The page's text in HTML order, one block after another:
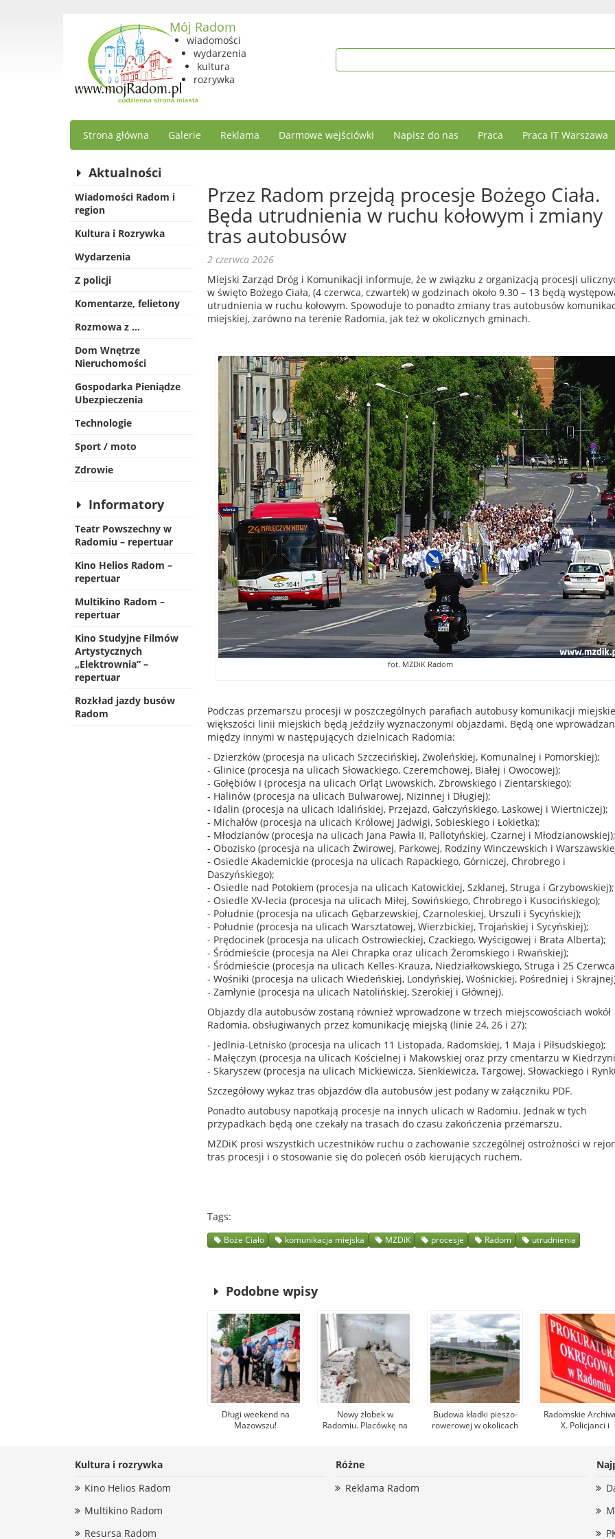
Mój Radom
wiadomości
wydarzenia
kultura
rozrywka
Strona główna Galerie Reklama Darmowe wejściówki Napisz do nas Praca Praca IT Warszawa
Aktualności
Wiadomości Radom i
region
Kultura i Rozrywka
Wydarzenia
Z policji
Komentarze, felietony
Rozmowa z …
Dom Wnętrze
Nieruchomości
Gospodarka Pieniądze
Ubezpieczenia
Technologie
Sport / moto
Zdrowie
Informatory
Teatr Powszechny w
Radomiu – repertuar
Kino Helios Radom –
repertuar
Multikino Radom –
repertuar
Kino Studyjne Filmów
Artystycznych
„Elektrownia” –
repertuar
Rozkład jazdy busów
Radom
Przez Radom przejdą procesje Bożego Ciała.
Będa utrudnienia w ruchu kołowym i zmiany
tras autobusów
2 czerwca 2026
Miejski Zarząd Dróg i Komunikacji informuje, że w związku z organizacją procesji
w święto Bożego Ciała, (4 czerwca, czwartek) w godzinach około 9.30 – 13 będą
utrudnienia w ruchu kołowym. Spowoduje to ponadto zmiany tras autobusów
miejskiej, zarówno na terenie Radomia, jak też w okolicznych gminach.
fot. MZDiK Radom
Podczas przemarszu procesji w poszczególnych parafiach autobusy komunikacji
większości linii miejskich będą jeździły wyznaczonymi objazdami. Będą one
między innymi w następujących dzielnicach Radomia:
- Dzierzków (procesja na ulicach Szczecińskiej, Zwoleńskiej, Komunalnej i Pomorskiej);
- Glinice (procesja na ulicach Słowackiego, Czeremchowej, Białej i Owocowej);
- Gołębiów I (procesja na ulicach Orląt Lwowskich, Zbrowskiego i Zientarskiego);
- Halinów (procesja na ulicach Bulwarowej, Nizinnej i Długiej);
- Idalin (procesja na ulicach Idalińskiej, Przejazd, Gałczyńskiego, Laskowej i Wiertniczej);
- Michałów (procesja na ulicach Królowej Jadwigi, Sobieskiego i Łokietka);
- Młodzianów (procesja na ulicach Jana Pawła II, Pallotyńskiej, Czarnej i Młodzianowskiej);
- Obozisko (procesja na ulicach Żwirowej, Parkowej, Rodziny Winczewskich i
- Osiedle Akademickie (procesja na ulicach Rapackiego, Górniczej, Chrobrego i
Daszyńskiego);
- Osiedle nad Potokiem (procesja na ulicach Katowickiej, Szklanej, Struga i Grzybowskiej);
- Osiedle XV-lecia (procesja na ulicach Miłej, Sowińskiego, Chrobrego i Kusocińskiego);
- Południe (procesja na ulicach Gębarzewskiej, Czarnoleskiej, Urszuli i Sycyńskiej);
- Południe (procesja na ulicach Warsztatowej, Wierzbickiej, Trojańskiej i Sycyńskiej);
- Prędocinek (procesja na ulicach Ostrowieckiej, Czackiego, Wyścigowej i Brata Alberta);
- Śródmieście (procesja na Alei Chrapka oraz ulicach Żeromskiego i Rwańskiej);
- Śródmieście (procesja na ulicach Kelles-Krauza, Niedziałkowskiego, Struga i 25
- Wośniki (procesja na ulicach Wiedeńskiej, Londyńskiej, Wośnickiej, Pośredniej i
- Zamłynie (procesja na ulicach Natolińskiej, Szerokiej i Głównej).
Objazdy dla autobusów zostaną również wprowadzone w trzech miejscowościach wokół
Radomia, obsługiwanych przez komunikację miejską (linie 24, 26 i 27):
- Jedlnia-Letnisko (procesja na ulicach 11 Listopada, Radomskiej, 1 Maja i Piłsudskiego);
- Małęczyn (procesja na ulicach Kościelnej i Makowskiej oraz przy cmentarzu w
- Skaryszew (procesja na ulicach Mickiewicza, Sienkiewicza, Targowej, Słowackiego i
Szczegółowy wykaz tras objazdów dla autobusów jest podany w załączniku PDF.
Ponadto autobusy napotkają procesje na innych ulicach w Radomiu. Jednak w tych
przypadkach będą one czekały na trasach do czasu zakończenia przemarszu.
MZDiK prosi wszystkich uczestników ruchu o zachowanie szczególnej ostrożności w
tras procesji i o stosowanie się do poleceń osób kierujących ruchem.
Tags
Boże Ciało komunikacja miejska MZDiK procesje Radom utrudnienia
Podobne wpisy
Długi weekend na
Mazowszu!
Nowy żłobek w
Radomiu. Placówkę na
Dziemianowicz-Bąk
Budowa kładki pieszo-
rowerowej w okolicach
Radomskie
X. Policjanci i
zabił mężczyznę w
Nowym Mieście
Kultura i rozrywka
Kino Helios Radom
Multikino Radom
Resursa Radom
Różne
Reklama Radom